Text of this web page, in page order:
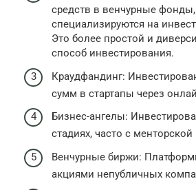
средств в венчурные
специализируются на
Это более простой и
способ инвестирования.
Краудфандинг:
сумм в стартапы через
Бизнес-ангелы:
стадиях, часто с
Венчурные биржи:
акциями непубличных